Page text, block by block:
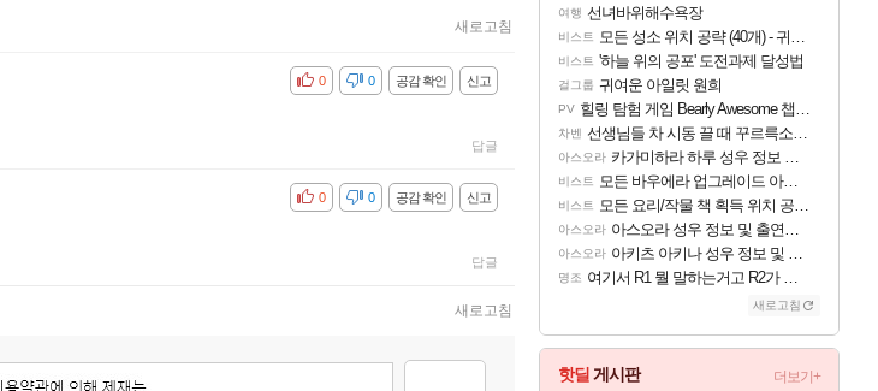
새로고침
신고
공감 확인
비공감 0
0
답글
신고
공감 확인
비공감 0
0
답글
새로고침
여행 선녀바위해수욕장
비스트 모든 성소 위치 공략 (40개) - 귀환한 영혼 도전과제
비스트 '하늘 위의 공포' 도전과제 달성법
걸그룹 귀여운 아일릿 원희
PV 힐링 탐험 게임 Bearly Awesome 챕터 1 트레일러
차벤 선생님들 차 시동 끌 때 꾸르륵소리나는데
아스오라 카가미하라 하루 성우 정보 및 주요 필모
비스트 모든 바우에라 업그레이드 아이템 획득 위치 공략 (89개)
비스트 모든 요리/작물 책 획득 위치 공략 (36개) - 미식가 도전과제
아스오라 아스오라 성우 정보 및 출연작 모음
아스오라 아키츠 아키나 성우 정보 및 주요 필모
명조 여기서 R1 뭘 말하는거고 R2가 뭘말하는걸까요?
새로고침
핫딜 게시판 더보기+